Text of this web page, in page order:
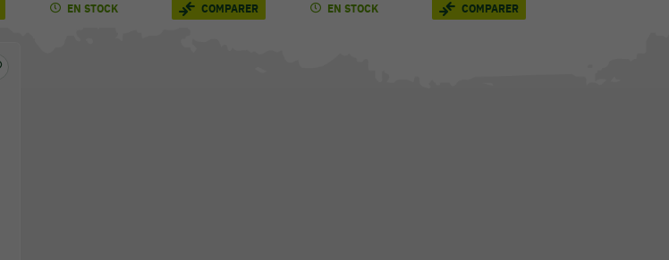
EN STOCK COMPARER EN STOCK COMPARER